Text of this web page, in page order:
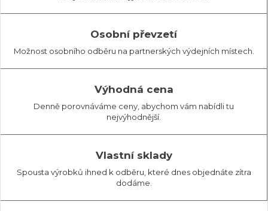
Osobní převzetí
Možnost osobního odběru na partnerských výdejních místech.
Výhodná cena
Denně porovnáváme ceny, abychom vám nabídli tu
nejvýhodnější.
Vlastní sklady
Spousta výrobků ihned k odběru, které dnes objednáte zítra
dodáme.